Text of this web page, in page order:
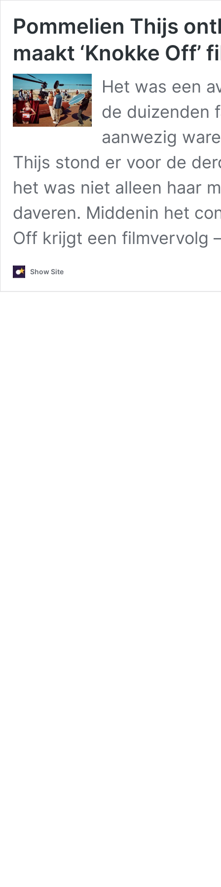
Pommelien Thijs
maakt ‘Knokke Off’
Het was een
de duizenden
aanwezig
Thijs stond er voor de
het was niet alleen haar
daveren. Middenin het
Off krijgt een
Show Site